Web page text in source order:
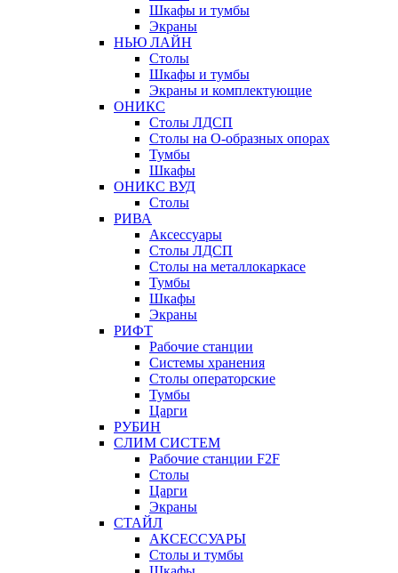
Шкафы и тумбы
Экраны
НЬЮ ЛАЙН
Столы
Шкафы и тумбы
Экраны и комплектующие
ОНИКС
Столы ЛДСП
Столы на О-образных опорах
Тумбы
Шкафы
ОНИКС ВУД
Столы
РИВА
Аксессуары
Столы ЛДСП
Столы на металлокаркасе
Тумбы
Шкафы
Экраны
РИФТ
Рабочие станции
Системы хранения
Столы операторские
Тумбы
Царги
РУБИН
СЛИМ СИСТЕМ
Рабочие станции F2F
Столы
Царги
Экраны
СТАЙЛ
АКСЕССУАРЫ
Столы и тумбы